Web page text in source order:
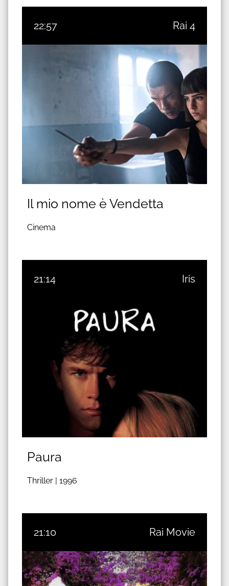
22:57 Rai 4
Il mio nome è Vendetta
Cinema
21:14 Iris
Paura
Thriller | 1996
21:10 Rai Movie